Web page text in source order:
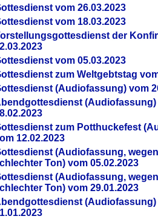
vom 26.03.2023
vom 18.03.2023
der
vom 05.03.2023
zum Weltgebtstag
(Audiofassung) vom
(Audiofassung)
zum Potthuckefest
12.02.2023
(Audiofassung,
Ton) vom 05.02.2023
(Audiofassung,
Ton) vom 29.01.2023
(Audiofassung)